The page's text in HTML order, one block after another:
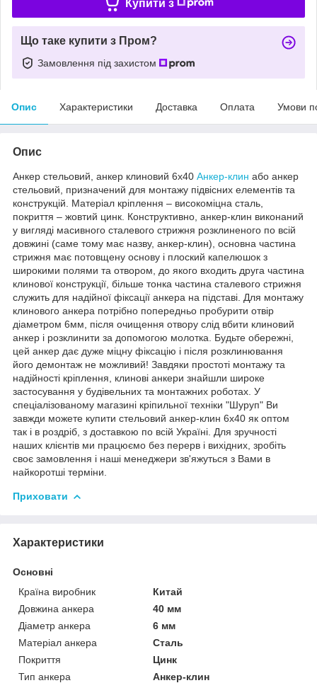
Купити з
Що таке купити з Пром?
Замовлення під захистом
Опис Характеристики Доставка Оплата Умови
Опис
Анкер стельовий, анкер клиновий 6х40 Анкер-клин або анкер
стельовий, призначений для монтажу підвісних елементів та
конструкцій. Матеріал кріплення – високоміцна сталь,
покриття – жовтий цинк. Конструктивно, анкер-клин виконаний
у вигляді масивного сталевого стрижня розклиненого по всій
довжині (саме тому має назву, анкер-клин), основна частина
стрижня має потовщену основу і плоский капелюшок з
широкими полями та отвором, до якого входить друга частина
клинової конструкції, більше тонка частина сталевого стрижня
служить для надійної фіксації анкера на підставі. Для монтажу
клинового анкера потрібно попередньо пробурити отвір
діаметром 6мм, після очищення отвору слід вбити клиновий
анкер і розклинити за допомогою молотка. Будьте обережні,
цей анкер дає дуже міцну фіксацію і після розклинювання
його демонтаж не можливий! Завдяки простоті монтажу та
надійності кріплення, клинові анкери знайшли широке
застосування у будівельних та монтажних роботах. У
спеціалізованому магазині кріпильної техніки "Шуруп" Ви
завжди можете купити стельовий анкер-клин 6х40 як оптом
так і в роздріб, з доставкою по всій Україні. Для зручності
наших клієнтів ми працюємо без перерв і вихідних, зробіть
своє замовлення і наші менеджери зв'яжуться з Вами в
найкоротші терміни.
Приховати
Характеристики
Основні
Країна виробник
Китай
Довжина анкера
40 мм
Діаметр анкера
6 мм
Матеріал анкера
Сталь
Покриття
Цинк
Тип анкера
Анкер-клин